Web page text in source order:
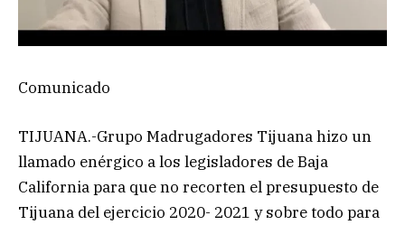
Comunicado
TIJUANA.-Grupo Madrugadores Tijuana hizo un
llamado enérgico a los legisladores de Baja
California para que no recorten el presupuesto de
Tijuana del ejercicio 2020- 2021 y sobre todo para